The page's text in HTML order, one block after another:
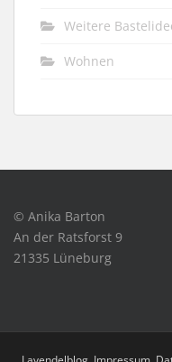
Weitere
Wohnen
© Anika Barton
An der Ratsforst 9
21335 Lüneburg